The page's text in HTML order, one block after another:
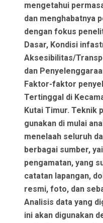
mengetahui
dan menghabatnya
dengan fokus
Dasar, Kondisi
Aksesibilitas/
dan
Faktor-faktor
Tertinggal di
Kutai Timur. Teknik
gunakan di mulai
menelaah seluruh
berbagai sumber,
pengamatan, yang
catatan lapangan,
resmi, foto, dan
Analisis data yang
ini akan digunakan